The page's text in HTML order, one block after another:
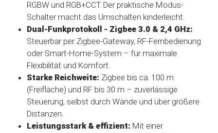
RGBW und RGB+CCT. Der praktische Modus-
Schalter macht das Umschalten kinderleicht.
Dual-Funkprotokoll - Zigbee 3.0 & 2,4 GHz:
Steuerbar per Zigbee-Gateway, RF-Fernbedienung
oder Smart-Home-System – für maximale
Flexibilität und Komfort.
Starke Reichweite: Zigbee bis ca. 100 m
(Freifläche) und RF bis 30 m – zuverlässige
Steuerung, selbst durch Wände und über größere
Distanzen.
Leistungsstark & effizient: Mit einer